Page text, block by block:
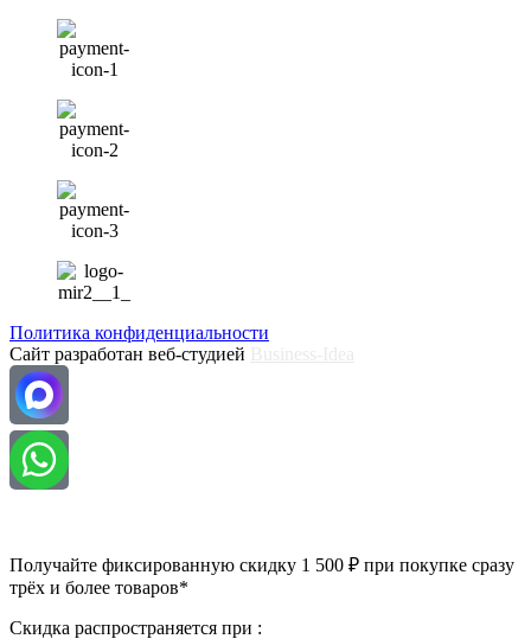
Политика конфиденциальности
Сайт разработан веб-студией
Получайте фиксированную скидку 1 500 ₽ при покупке сразу
трёх и более товаров*
Скидка распространяется при :